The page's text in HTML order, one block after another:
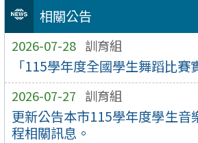
相關公告
2026-07-28 訓育組
「115學年度全國學生舞蹈比賽
2026-07-27 訓育組
更新公告本市115學年度學生音
程相關訊息。